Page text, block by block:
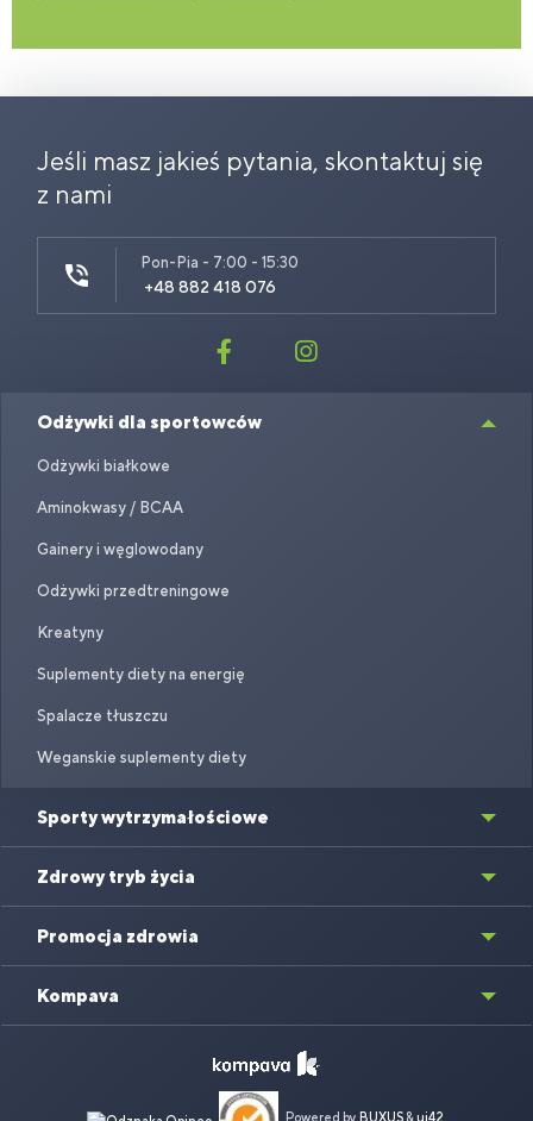
Jeśli masz jakieś pytania, skontaktuj się
z nami
Pon-Pia - 7:00 - 15:30
+48 882 418 076
Odżywki dla sportowców
Odżywki białkowe
Aminokwasy / BCAA
Gainery i węglowodany
Odżywki przedtreningowe
Kreatyny
Suplementy diety na energię
Spalacze tłuszczu
Weganskie suplementy diety
Sporty wytrzymałościowe
Zdrowy tryb życia
Promocja zdrowia
Kompava
Powered by BUXUS &ui42